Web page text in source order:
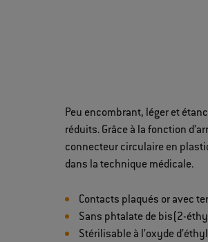
Peu encombrant, léger et
réduits. Grâce à la fonction
connecteur circulaire en
dans la technique médicale.
Contacts plaqués or avec
Sans phtalate de bis(2-
Stérilisable à l’oxyde